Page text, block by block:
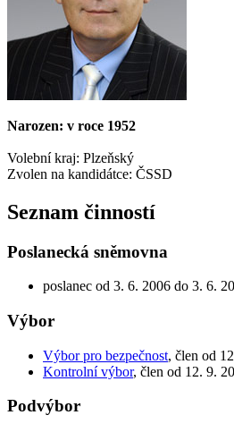
Narozen: v roce 1952
Volební kraj: Plzeňský
Zvolen na kandidátce: ČSSD
Seznam činností
Poslanecká sněmovna
poslanec od 3. 6. 2006 do 3. 6.
Výbor
Výbor pro bezpečnost, člen od
Kontrolní výbor, člen od 12. 9.
Podvýbor